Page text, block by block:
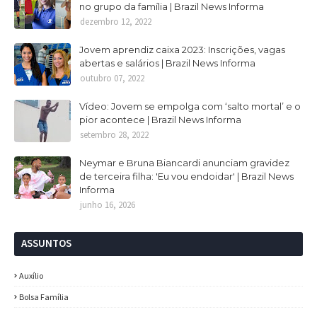
no grupo da família | Brazil News Informa
dezembro 12, 2022
Jovem aprendiz caixa 2023: Inscrições, vagas
abertas e salários | Brazil News Informa
outubro 07, 2022
Vídeo: Jovem se empolga com ‘salto mortal’ e o
pior acontece | Brazil News Informa
setembro 28, 2022
Neymar e Bruna Biancardi anunciam gravidez
de terceira filha: 'Eu vou endoidar' | Brazil News
Informa
junho 16, 2026
ASSUNTOS
Auxílio
Bolsa Família